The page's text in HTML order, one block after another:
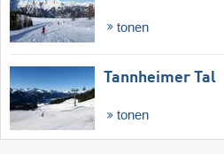
tonen
Tannheimer Tal
tonen